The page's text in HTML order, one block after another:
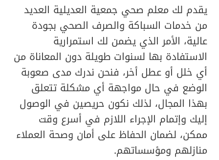
يقدم لك معلم صحي جمعية العديلية العديد
من خدمات السباكة والصرف الصحي بجودة
عالية، الأمر الذي يضمن لك استمرارية
الاستفادة بها لسنوات طويلة دون المعاناة من
أي خلل أو عطل أخر، فنحن ندرك مدى صعوبة
الوضع في حال مواجهة أي مشكلة تتعلق
بهذا المجال، لذلك نكون حريصين في الوصول
إليك وإتمام الإجراء اللازم في أسرع وقت
ممكن، لضمان الحفاظ على أمان وصحة العملاء
منازلهم ومؤسساتهم.